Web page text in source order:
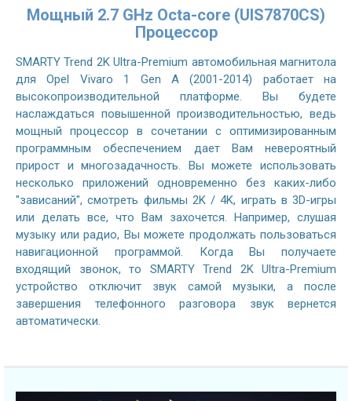
Мощный 2.7 GHz Octa-core (UIS7870CS)
Процессор
SMARTY Trend 2K Ultra-Premium автомобильная магнитола
для Opel Vivaro 1 Gen A (2001-2014) работает на
высокопроизводительной платформе. Вы будете
наслаждаться повышенной производительностью, ведь
мощный процессор в сочетании с оптимизированным
программным обеспечением дает Вам невероятный
прирост и многозадачность. Вы можете использовать
несколько приложений одновременно без каких-либо
"зависаний", смотреть фильмы 2K / 4K, играть в 3D-игры
или делать все, что Вам захочется. Например, слушая
музыку или радио, Вы можете продолжать пользоваться
навигационной программой. Когда Вы получаете
входящий звонок, то SMARTY Trend 2K Ultra-Premium
устройство отключит звук самой музыки, а после
завершения телефонного разговора звук вернется
автоматически.